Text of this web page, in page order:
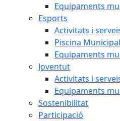
Equipaments
Esports
Activitats i
Piscina Municipal
Equipaments
Joventut
Activitats i
Equipaments
Sostenibilitat
Participació